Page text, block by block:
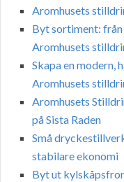
Aromhusets
Byt sortiment:
Aromhusets
Skapa en modern,
Aromhusets
Aromhusets
på Sista Raden
Små
stabilare ekonomi
Byt ut